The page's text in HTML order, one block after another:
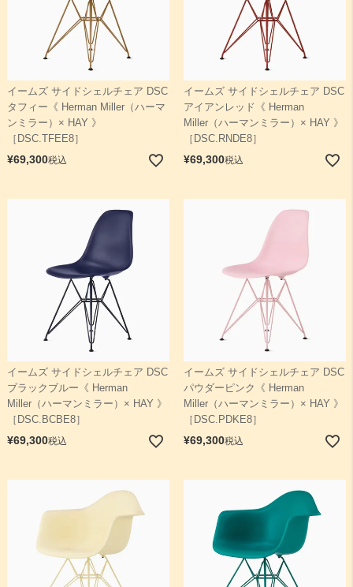
イームズ サイドシェルチェア DSC
タフィー《 Herman Miller（ハーマ
ンミラー）× HAY 》
［DSC.TFEE8］
¥69,300税込
イームズ サイドシェルチェア DSC
アイアンレッド《 Herman
Miller（ハーマンミラー）× HAY 》
［DSC.RNDE8］
¥69,300税込
イームズ サイドシェルチェア DSC
ブラックブルー《 Herman
Miller（ハーマンミラー）× HAY 》
［DSC.BCBE8］
¥69,300税込
イームズ サイドシェルチェア DSC
パウダーピンク《 Herman
Miller（ハーマンミラー）× HAY 》
［DSC.PDKE8］
¥69,300税込